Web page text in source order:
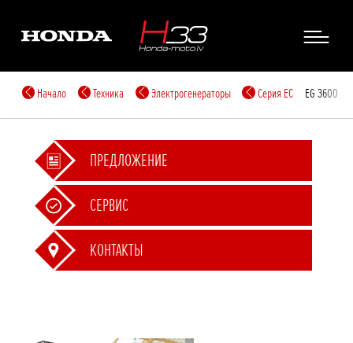
Начало Техника Электрогенераторы Cерия EC EG 3600
ПРЕДЛОЖЕНИЕ
СЕРВИС
КОНТАКТЫ